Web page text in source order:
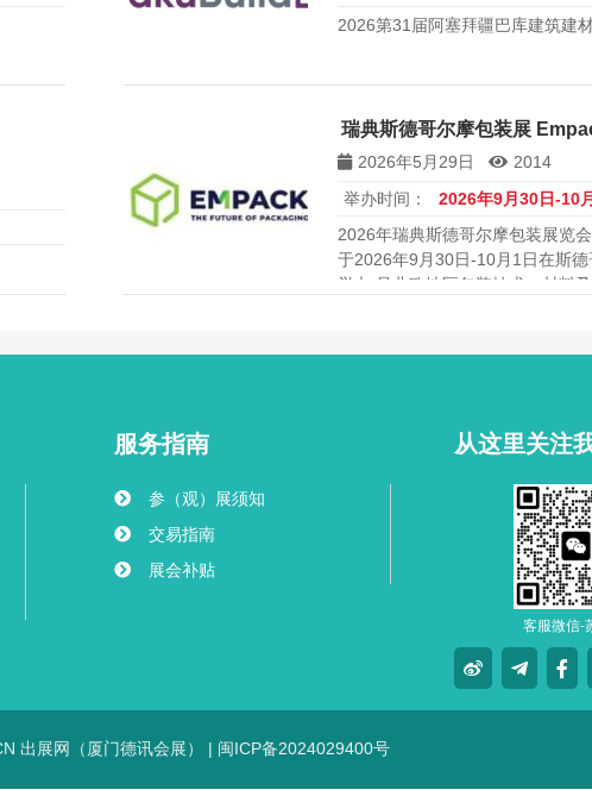
2026第31届阿塞拜疆巴库建筑建
瑞典斯德哥尔摩包装展
2026年5月29日
2014
举办时间：
2026年9月30日-10
2026年瑞典斯德哥尔摩包装展览
于2026年9月30日-10月1日在斯
举办,是北欧地区包装技术、材料
服务指南
参（观）展须知
交易指南
展会补贴
从这里关注
客服微信-
出展网（厦门德讯会展） | 闽ICP备2024029400号